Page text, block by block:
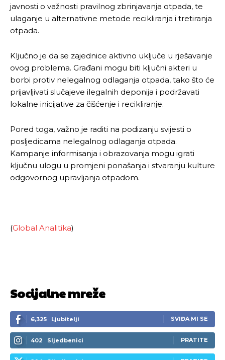
javnosti o važnosti pravilnog zbrinjavanja otpada, te
ulaganje u alternativne metode recikliranja i tretiranja
otpada.
Ključno je da se zajednice aktivno uključe u rješavanje
ovog problema. Građani mogu biti ključni akteri u
borbi protiv nelegalnog odlaganja otpada, tako što će
prijavljivati slučajeve ilegalnih deponija i podržavati
lokalne inicijative za čišćenje i recikliranje.
Pored toga, važno je raditi na podizanju svijesti o
posljedicama nelegalnog odlaganja otpada.
Kampanje informisanja i obrazovanja mogu igrati
ključnu ulogu u promjeni ponašanja i stvaranju kulture
odgovornog upravljanja otpadom.
(Global Analitika)
Socijalne mreže
6,325 Ljubitelji SVIĐA MI SE
402 Sljedbenici PRATITE